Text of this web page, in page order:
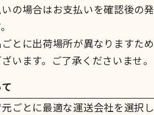
の場合はお支払いを確認後の
とに出荷場所が異なりますた
います。ご了承くださいませ。
ごとに最適な運送会社を選択し